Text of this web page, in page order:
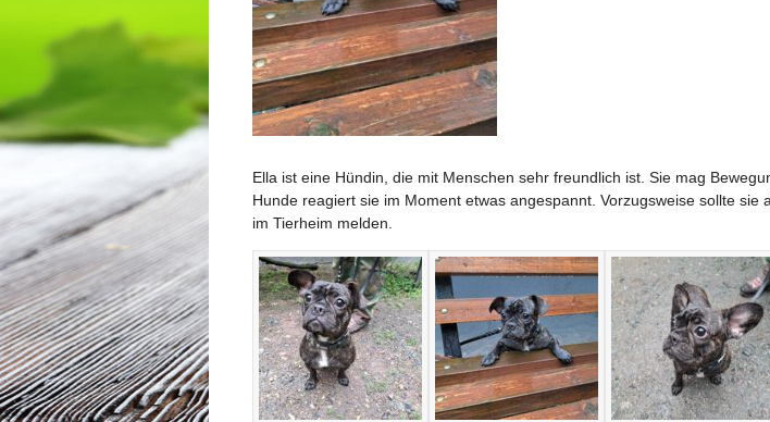
Ella ist eine Hündin, die mit Menschen sehr freundlich ist. Sie mag
Hunde reagiert sie im Moment etwas angespannt. Vorzugsweise sollte
im Tierheim melden.